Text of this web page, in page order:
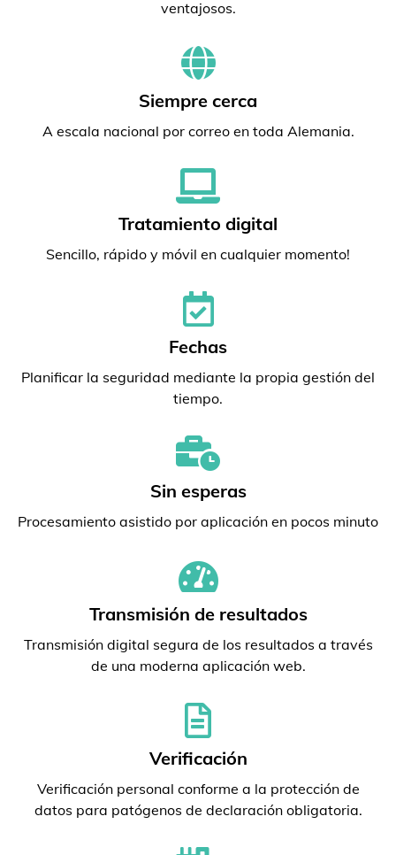
ventajosos.
Siempre cerca
A escala nacional por correo en toda Alemania.
Tratamiento digital
Sencillo, rápido y móvil en cualquier momento!
Fechas
Planificar la seguridad mediante la propia gestión del
tiempo.
Sin esperas
Procesamiento asistido por aplicación en pocos minuto
Transmisión de resultados
Transmisión digital segura de los resultados a través
de una moderna aplicación web.
Verificación
Verificación personal conforme a la protección de
datos para patógenos de declaración obligatoria.